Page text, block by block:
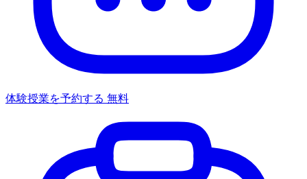
体験授業を予約する 無料